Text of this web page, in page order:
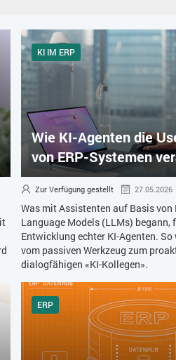
KI IM ERP
Wie KI-Agenten die
von ERP-Systemen
Zur Verfügung gestellt 27.05.2026
Was mit Assistenten auf Basis von
Language Models (LLMs) begann,
Entwicklung echter KI-Agenten.
vom passiven Werkzeug zum
dialogfähigen «KI-Kollegen».
ERP